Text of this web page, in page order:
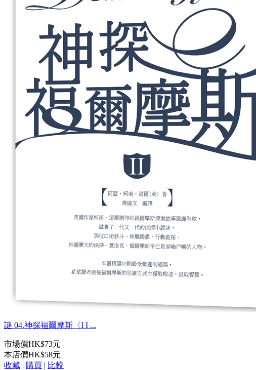
謎 04.神探福爾摩斯〈I I ...
市場價HK$73元
本店價HK$58元
收藏 | 購買 | 比較